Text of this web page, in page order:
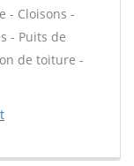
- Cloisons -
- Puits de
de toiture -